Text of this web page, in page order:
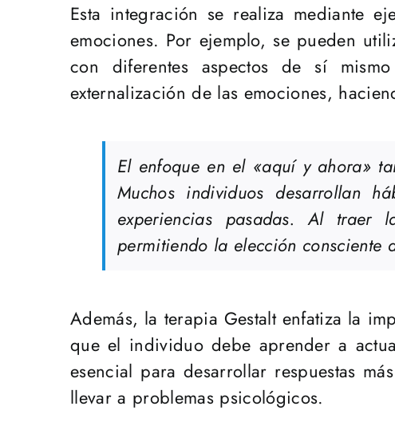
Esta integración se realiza mediante
emociones. Por ejemplo, se pueden
con diferentes aspectos de sí
externalización de las emociones,
El enfoque en el «aquí y ahora»
Muchos individuos desarrollan
experiencias pasadas. Al traer
permitiendo la elección consciente
Además, la terapia Gestalt enfatiza la
que el individuo debe aprender a
esencial para desarrollar respuestas
llevar a problemas psicológicos.